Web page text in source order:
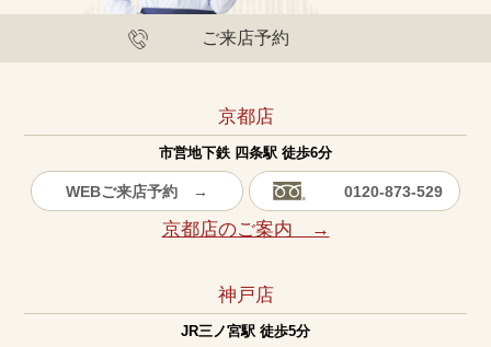
ご来店予約
京都店
市営地下鉄 四条駅 徒歩6分
WEBご来店予約 → 0120-873-529
京都店のご案内 →
神戸店
JR三ノ宮駅 徒歩5分